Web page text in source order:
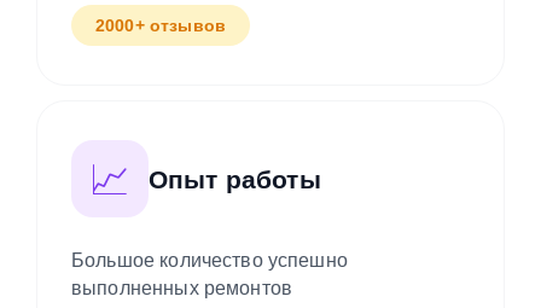
2000+ отзывов
📈 Опыт работы
Большое количество успешно
выполненных ремонтов